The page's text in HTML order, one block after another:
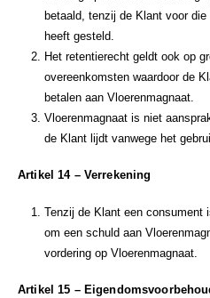
betaald, tenzij de Klant voor
heeft gesteld.
Het retentierecht geldt ook op
overeenkomsten waardoor de
betalen aan Vloerenmagnaat.
Vloerenmagnaat is niet
de Klant lijdt vanwege het
Artikel 14 – Verrekening
Tenzij de Klant een
om een schuld aan
vordering op Vloerenmagnaat.
Artikel 15 –